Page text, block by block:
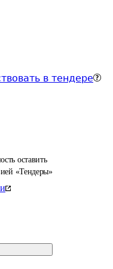
в тендере
оставить
«Тендеры»